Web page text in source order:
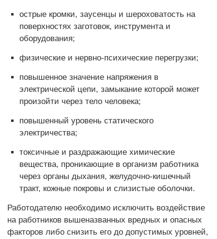
острые кромки, заусенцы и шероховатость на
поверхностях заготовок, инструмента и
оборудования;
физические и нервно-психические перегрузки;
повышенное значение напряжения в
электрической цепи, замыкание которой может
произойти через тело человека;
повышенный уровень статического
электричества;
токсичные и раздражающие химические
вещества, проникающие в организм работника
через органы дыхания, желудочно-кишечный
тракт, кожные покровы и слизистые оболочки.
Работодателю необходимо исключить воздействие
на работников вышеназванных вредных и опасных
факторов либо снизить его до допустимых уровней,